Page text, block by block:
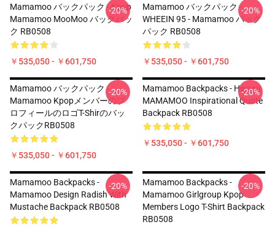
Mamamoo バックパック - Kpop
Mamamoo MooMoo バックパッ
ク RB0508
￥535,050 - ￥601,750
-20%
Mamamoo バックパック -
WHEEIN 95 - Mamamoo バック
パック RB0508
￥535,050 - ￥601,750
-20%
Mamamoo バックパック -
Mamamoo Kpopメンバーのプ
ロフィールのロゴT-Shirのバッ
クパックRB0508
￥535,050 - ￥601,750
-20%
Mamamoo Backpacks - Hwasa
MAMAMOO Inspirational Quote
Backpack RB0508
￥535,050 - ￥601,750
-20%
Mamamoo Backpacks -
Mamamoo Design Radish With
Mustache Backpack RB0508
-20%
Mamamoo Backpacks -
Mamamoo Girlgroup Kpop
Members Logo T-Shirt Backpack
RB0508
-20%